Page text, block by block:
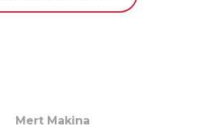
Mert Makina